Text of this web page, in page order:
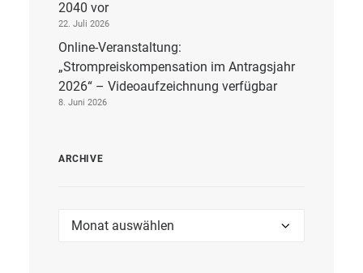
2040 vor
22. Juli 2026
Online-Veranstaltung:
„Strompreiskompensation im Antragsjahr
2026“ – Videoaufzeichnung verfügbar
8. Juni 2026
ARCHIVE
Archive